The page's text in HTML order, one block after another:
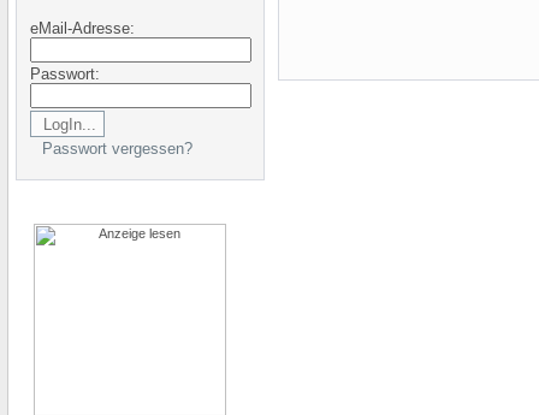
eMail-Adresse:
Passwort:
Passwort vergessen?